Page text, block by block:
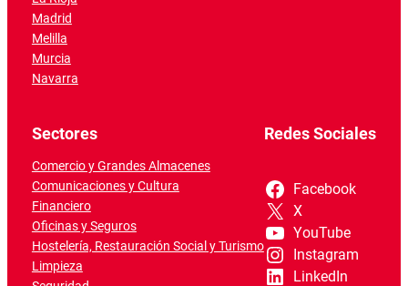
Madrid
Melilla
Murcia
Navarra
Sectores
Comercio y Grandes Almacenes
Comunicaciones y Cultura
Financiero
Oficinas y Seguros
Hostelería, Restauración Social y Turismo
Limpieza
Redes Sociales
Facebook
X
YouTube
Instagram
LinkedIn